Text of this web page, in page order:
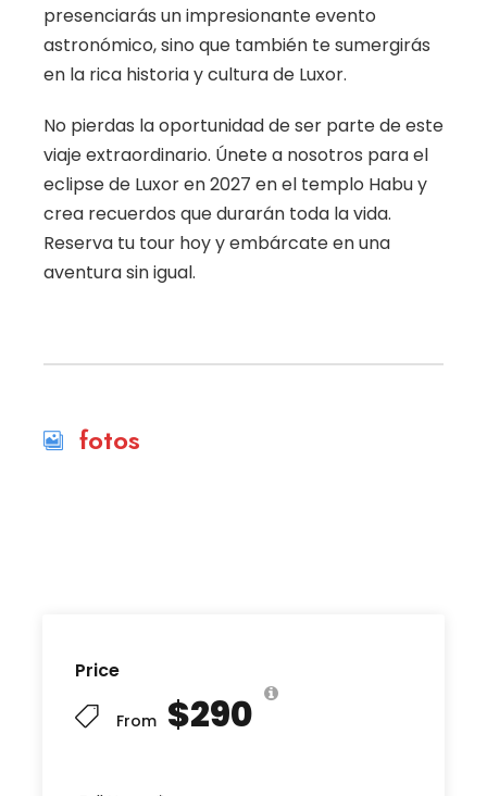
Price
From $290
presenciarás un impresionante evento
astronómico, sino que también te sumergirás
en la rica historia y cultura de Luxor.
No pierdas la oportunidad de ser parte de este
viaje extraordinario. Únete a nosotros para el
eclipse de Luxor en 2027 en el templo Habu y
crea recuerdos que durarán toda la vida.
Reserva tu tour hoy y embárcate en una
aventura sin igual.
fotos